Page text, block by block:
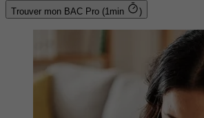
Trouver mon BAC Pro (1min )